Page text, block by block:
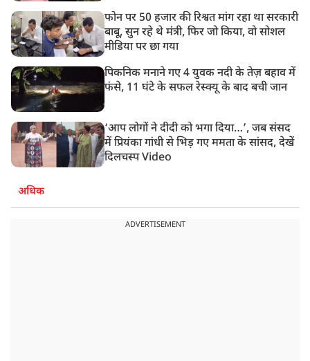
फोन पर 50 हजार की रिश्वत मांग रहा था सरकारी
बाबू, सुन रहे थे मंत्री, फिर जो किया, वो सोशल
मीडिया पर छा गया
पिकनिक मनाने गए 4 युवक नदी के तेज़ बहाव में
फंसे, 11 घंटे के सफल रेस्क्यू के बाद बची जान
‘आप लोगों ने दीदी को भगा दिया…’, जब संसद
में प्रियंका गांधी से भिड़ गए ममता के सांसद, देखें
दिलचस्प Video
अधिक
ADVERTISEMENT